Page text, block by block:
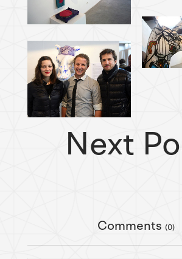
Next
Comments (0)